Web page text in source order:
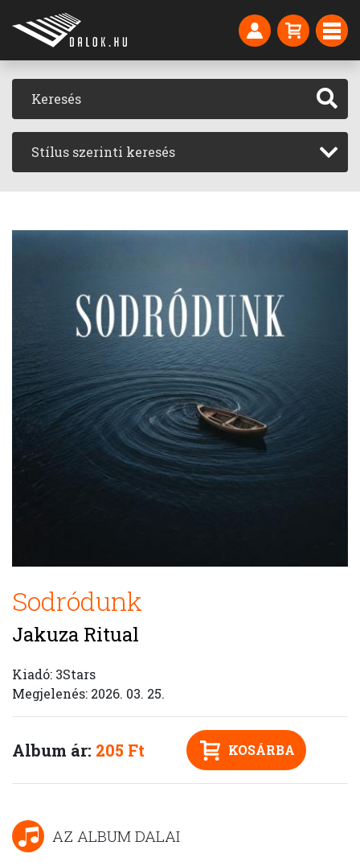
Stílus szerinti keresés
Sodródunk
Jakuza Ritual
Kiadó: 3Stars
Megjelenés: 2026. 03. 25.
Album ár: 205 Ft KOSÁRBA
AZ ALBUM DALAI